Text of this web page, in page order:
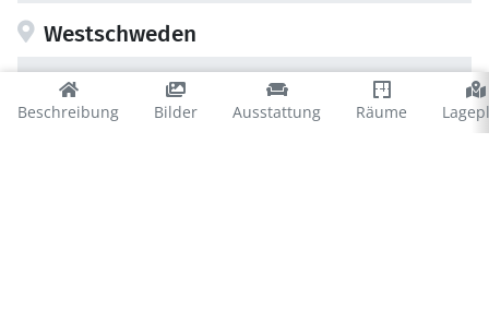
Beschreibung Bilder Ausstattung Räume
Westschweden
Bohuslän (477)
Dalsland (131)